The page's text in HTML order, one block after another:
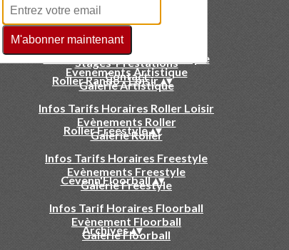
Nos disciplines Roller
News
Galerie Club
Stages-Prestations
Contact
Roller Artistique
Infos Tarifs Horaires Artistique
Evenements Artistique
Galerie Artistique
Roller Rando - Loisir▴▾
Infos Tarifs Horaires Roller Loisir
Evènements Roller
Galerie Roller
Roller Freestyle▴▾
Infos Tarifs Horaires Freestyle
Evènements Freestyle
Galerie Freestyle
Cevenn'Floorball▴▾
Infos Tarif Horaires Floorball
Evènement Floorball
Galerie Floorball
Archives▴▾
M'abonner maintenant